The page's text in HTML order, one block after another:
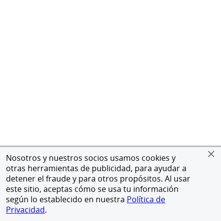
Nosotros y nuestros socios usamos cookies y
otras herramientas de publicidad, para ayudar a
detener el fraude y para otros propósitos. Al usar
este sitio, aceptas cómo se usa tu información
según lo establecido en nuestra Política de
Privacidad.